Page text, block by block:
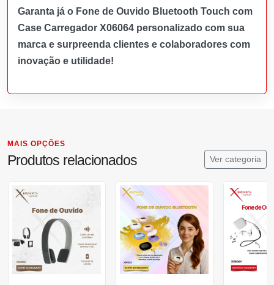
Garanta já o Fone de Ouvido Bluetooth Touch com
Case Carregador X06064 personalizado com sua
marca e surpreenda clientes e colaboradores com
inovação e utilidade!
MAIS OPÇÕES
Produtos relacionados Ver categoria